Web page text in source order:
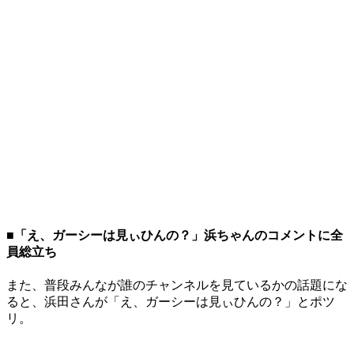
■「え、ガーシーは見ぃひんの？」浜ちゃんのコメントに全
員総立ち
また、普段みんなが誰のチャンネルを見ているかの話題にな
ると、浜田さんが「え、ガーシーは見ぃひんの？」とポツ
リ。